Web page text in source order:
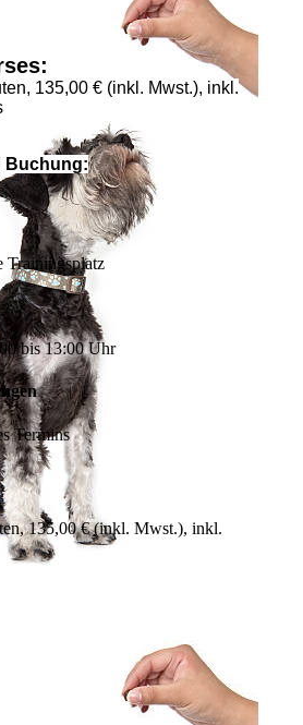
135,00 € (inkl. Mwst.), inkl.
Buchung: